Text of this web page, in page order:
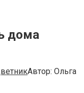
дома
Автор: Ольга